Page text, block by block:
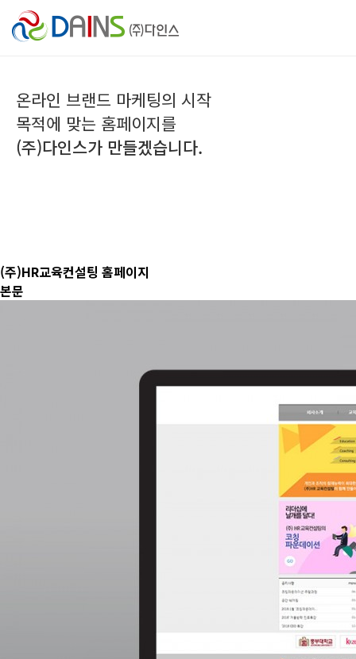
온라인 브랜드 마케팅의 시작
목적에 맞는 홈페이지를
(주)다인스가 만들겠습니다.
(주)HR교육컨설팅 홈페이지
본문